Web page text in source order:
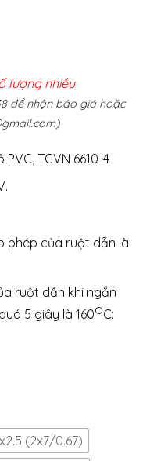
lượng nhiều
để nhận báo giá hoặc
)
TCVN 6610-4
phép của ruột dẫn là
ruột dẫn khi ngắn
5 giây là 160OC:
(2x7/0.67)